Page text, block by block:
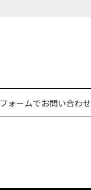
フォームでお問い合わせ